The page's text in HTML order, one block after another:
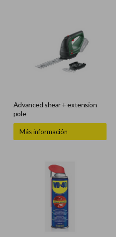
Advanced shear + extension
pole
Más información